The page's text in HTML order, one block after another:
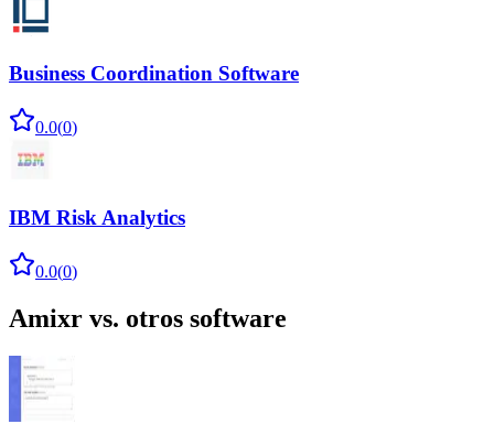
Business Coordination Software
0.0(0)
IBM Risk Analytics
0.0(0)
Amixr vs. otros software